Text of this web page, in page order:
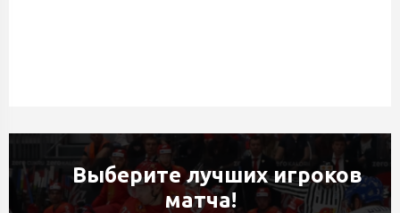
Выберите лучших игроков
матча!